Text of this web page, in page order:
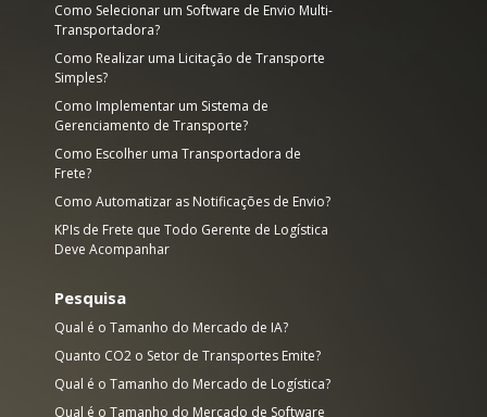
Como Selecionar um Software de Envio Multi-
Transportadora?
Como Realizar uma Licitação de Transporte
Simples?
Como Implementar um Sistema de
Gerenciamento de Transporte?
Como Escolher uma Transportadora de
Frete?
Como Automatizar as Notificações de Envio?
KPIs de Frete que Todo Gerente de Logística
Deve Acompanhar
Pesquisa
Qual é o Tamanho do Mercado de IA?
Quanto CO2 o Setor de Transportes Emite?
Qual é o Tamanho do Mercado de Logística?
Qual é o Tamanho do Mercado de Software